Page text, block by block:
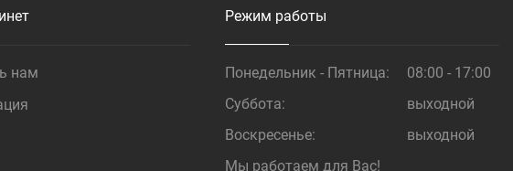
нам
Режим работы
Понедельник - Пятница:
08:00 - 17:00
Суббота:
выходной
Воскресенье:
выходной
Мы работаем для Вас!